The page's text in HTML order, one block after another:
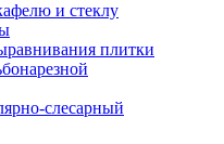
и стеклу
плитки
слесарный